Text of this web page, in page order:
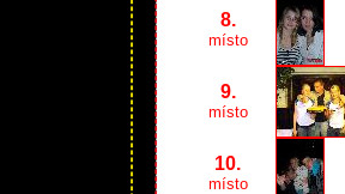
8.
místo
9.
místo
10.
místo